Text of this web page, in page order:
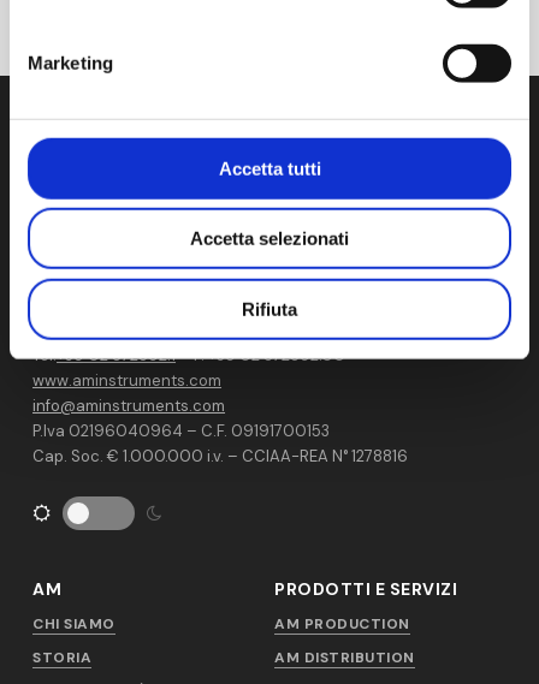
Marketing
Accetta tutti
Accetta selezionati
Rifiuta
Sviluppiamo, Produciamo e Distribuiamo prodotti e servizi
all’avanguardia per il controllo della contaminazione in
cleanroom.
Via Isonzo, 1/C 20812 Limbiate (MB) Italy
Tel:+39 02 872892.1– F. +39 02 872892.00
www.aminstruments.com
info@aminstruments.com
P.Iva 02196040964 – C.F. 09191700153
Cap. Soc. € 1.000.000 i.v. – CCIAA-REA N° 1278816
AM
CHI SIAMO
STORIA
PRODOTTI E SERVIZI
AM PRODUCTION
AM DISTRIBUTION